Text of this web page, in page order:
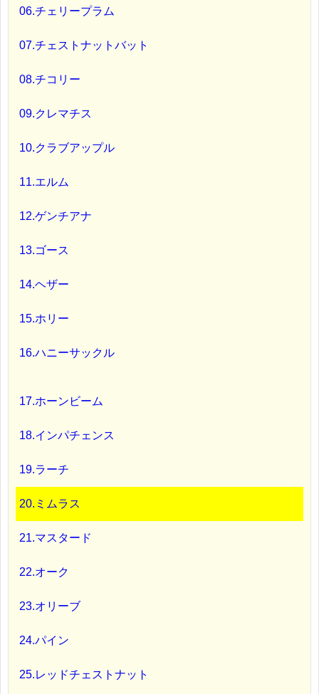
06.チェリープラム
07.チェストナットバット
08.チコリー
09.クレマチス
10.クラブアップル
11.エルム
12.ゲンチアナ
13.ゴース
14.ヘザー
15.ホリー
16.ハニーサックル
17.ホーンビーム
18.インパチェンス
19.ラーチ
20.ミムラス
21.マスタード
22.オーク
23.オリーブ
24.パイン
25.レッドチェストナット